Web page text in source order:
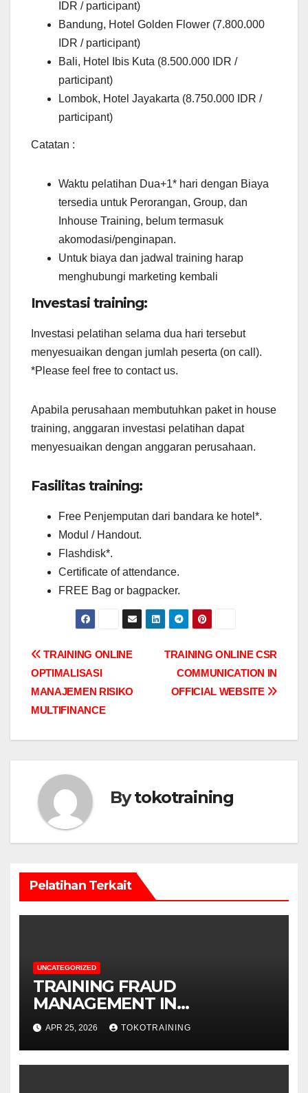
IDR / participant)
Bandung, Hotel Golden Flower (7.800.000
IDR / participant)
Bali, Hotel Ibis Kuta (8.500.000 IDR /
participant)
Lombok, Hotel Jayakarta (8.750.000 IDR /
participant)
Catatan :
Waktu pelatihan Dua+1* hari dengan Biaya
tersedia untuk Perorangan, Group, dan
Inhouse Training, belum termasuk
akomodasi/penginapan.
Untuk biaya dan jadwal training harap
menghubungi marketing kembali
Investasi training:
Investasi pelatihan selama dua hari tersebut
menyesuaikan dengan jumlah peserta (on call).
*Please feel free to contact us.
Apabila perusahaan membutuhkan paket in house
training, anggaran investasi pelatihan dapat
menyesuaikan dengan anggaran perusahaan.
Fasilitas training:
Free Penjemputan dari bandara ke hotel*.
Modul / Handout.
Flashdisk*.
Certificate of attendance.
FREE Bag or bagpacker.
Post
navigation
TRAINING ONLINE CSR
COMMUNICATION IN
OFFICIAL WEBSITE
TRAINING ONLINE
OPTIMALISASI
MANAJEMEN RISIKO
MULTIFINANCE
Bytokotraining
Pelatihan Terkait
UNCATEGORIZED
TRAINING FRAUD
MANAGEMENT IN
TELECOMMUNICATION
BUSINESS
APR 25, 2026 TOKOTRAINING